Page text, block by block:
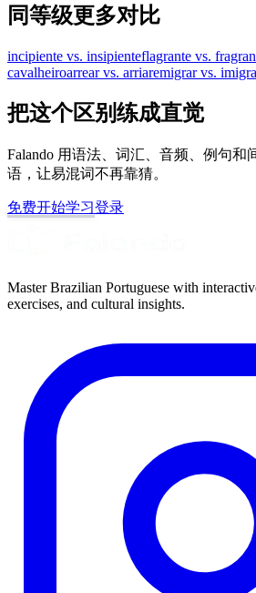
同等级更多对比
incipiente vs. insipienteflagrante vs.
cavalheiroarrear vs. arriaremigrar vs.
把这个区别练成直觉
Falando 用语法、词汇、音频、例句和
语，让易混词不再靠猜。
免费开始学习登录
Master Brazilian Portuguese with
exercises, and cultural insights.